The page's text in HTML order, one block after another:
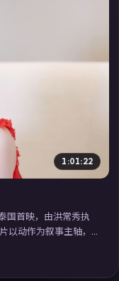
1:01:22
国首映，由洪常秀执
以动作为叙事主轴，
摄影与配乐强化地域
视剧在线看」延展检
。